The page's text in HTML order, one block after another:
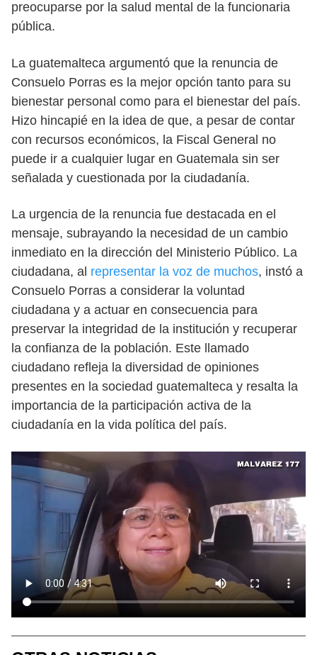
preocuparse por la salud mental de la funcionaria
pública.
La guatemalteca argumentó que la renuncia de
Consuelo Porras es la mejor opción tanto para su
bienestar personal como para el bienestar del país.
Hizo hincapié en la idea de que, a pesar de contar
con recursos económicos, la Fiscal General no
puede ir a cualquier lugar en Guatemala sin ser
señalada y cuestionada por la ciudadanía.
La urgencia de la renuncia fue destacada en el
mensaje, subrayando la necesidad de un cambio
inmediato en la dirección del Ministerio Público. La
ciudadana, al representar la voz de muchos, instó a
Consuelo Porras a considerar la voluntad
ciudadana y a actuar en consecuencia para
preservar la integridad de la institución y recuperar
la confianza de la población. Este llamado
ciudadano refleja la diversidad de opiniones
presentes en la sociedad guatemalteca y resalta la
importancia de la participación activa de la
ciudadanía en la vida política del país.